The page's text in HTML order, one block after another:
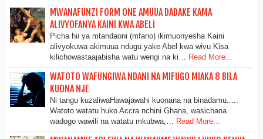
MWANAFUNZI FORM ONE AMUUA DADAKE KAMA
ALIVYOFANYA KAINI KWA ABELI
Picha hii ya mtandaoni (mfano) ikimuonyesha Kaini
alivyokuwa akimuua ndugu yake Abel kwa wivu Kisa
kilichowastaajabisha watu wengi na ki…
Read More...
WATOTO WAFUNGIWA NDANI NA MIFUGO MIAKA 8 BILA
KUONA NJE
Ni tangu kuzaliwaHawajawahi kuonana na binadamu.....
Watoto watatu huko Accra nchini Ghana, wasichana
wadogo wawili na watatu mkubwa,…
Read More...